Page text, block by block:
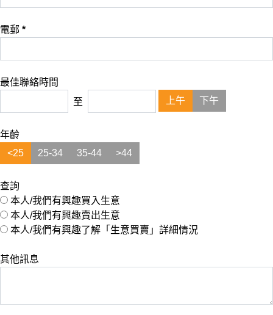
電郵 *
最佳聯絡時間
至
上午 下午
年齡
<25
25-34 35-44 >44
查詢
本人/我們有興趣買入生意
本人/我們有興趣賣出生意
本人/我們有興趣了解「生意買賣」詳細情況
其他訊息